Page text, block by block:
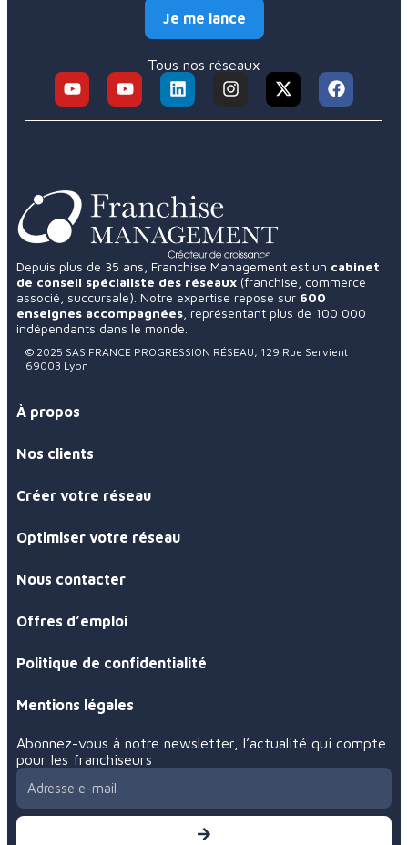
Je me lance
Tous nos réseaux
Depuis plus de 35 ans, Franchise Management est un cabinet
de conseil spécialiste des réseaux (franchise, commerce
associé, succursale). Notre expertise repose sur 600
enseignes accompagnées , représentant plus de 100 000
indépendants dans le monde.
© 2025 SAS FRANCE PROGRESSION RÉSEAU, 129 Rue Servient
69003 Lyon
Mentions légales
Abonnez-vous à notre newsletter, l’actualité qui compte
pour les franchiseurs